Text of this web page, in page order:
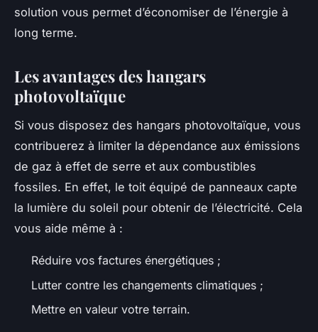
solution vous permet d’économiser de l’énergie à
long terme.
Les avantages des hangars
photovoltaïque
Si vous disposez des hangars photovoltaïque, vous
contribuerez à limiter la dépendance aux émissions
de gaz à effet de serre et aux combustibles
fossiles. En effet, le toit équipé de panneaux capte
la lumière du soleil pour obtenir de l’électricité. Cela
vous aide même à :
Réduire vos factures énergétiques ;
Lutter contre les changements climatiques ;
Mettre en valeur votre terrain.